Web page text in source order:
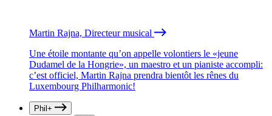
Martin Rajna, Directeur musical
Une étoile montante qu’on appelle volontiers le «jeune
Dudamel de la Hongrie», un maestro et un pianiste accompli:
c’est officiel, Martin Rajna prendra bientôt les rênes du
Luxembourg Philharmonic!
Phil+